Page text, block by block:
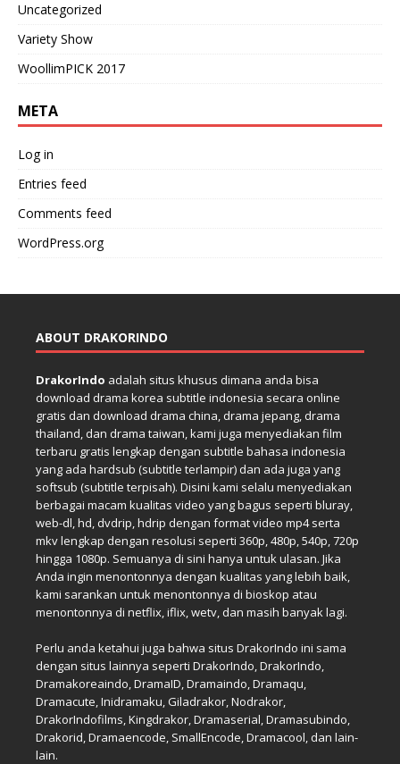
Uncategorized
Variety Show
WoollimPICK 2017
META
Log in
Entries feed
Comments feed
WordPress.org
ABOUT DRAKORINDO
DrakorIndo adalah situs khusus dimana anda bisa
download drama korea subtitle indonesia secara online
gratis dan download drama china, drama jepang, drama
thailand, dan drama taiwan, kami juga menyediakan film
terbaru gratis lengkap dengan subtitle bahasa indonesia
yang ada hardsub (subtitle terlampir) dan ada juga yang
softsub (subtitle terpisah). Disini kami selalu menyediakan
berbagai macam kualitas video yang bagus seperti bluray,
web-dl, hd, dvdrip, hdrip dengan format video mp4 serta
mkv lengkap dengan resolusi seperti 360p, 480p, 540p, 720p
hingga 1080p. Semuanya di sini hanya untuk ulasan. Jika
Anda ingin menontonnya dengan kualitas yang lebih baik,
kami sarankan untuk menontonnya di bioskop atau
menontonnya di netflix, iflix, wetv, dan masih banyak lagi.
Perlu anda ketahui juga bahwa situs DrakorIndo ini sama
dengan situs lainnya seperti DrakorIndo, DrakorIndo,
Dramakoreaindo, DramaID, Dramaindo, Dramaqu,
Dramacute, Inidramaku, Giladrakor, Nodrakor,
DrakorIndofilms, Kingdrakor, Dramaserial, Dramasubindo,
Drakorid, Dramaencode, SmallEncode, Dramacool, dan lain-
lain.